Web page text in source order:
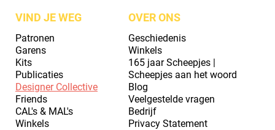
VIND JE WEG
Patronen
Garens
Kits
Publicaties
Designer Collective
Friends
CAL's & MAL's
Winkels
OVER ONS
Geschiedenis
Winkels
165 jaar Scheepjes |
Scheepjes aan het woord
Blog
Veelgestelde vragen
Bedrijf
Privacy Statement